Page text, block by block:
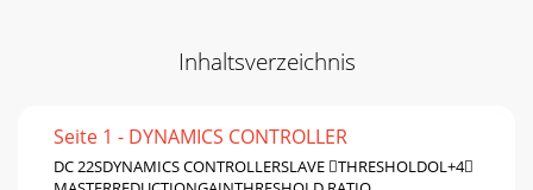
Inhaltsverzeichnis
Seite 1 - DYNAMICS CONTROLLER
DC 22SDYNAMICS CONTROLLERSLAVE THRESHOLDOL+4